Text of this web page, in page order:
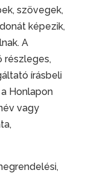
szövegek,
képezik,
A
részleges,
írásbeli
Honlapon
vagy